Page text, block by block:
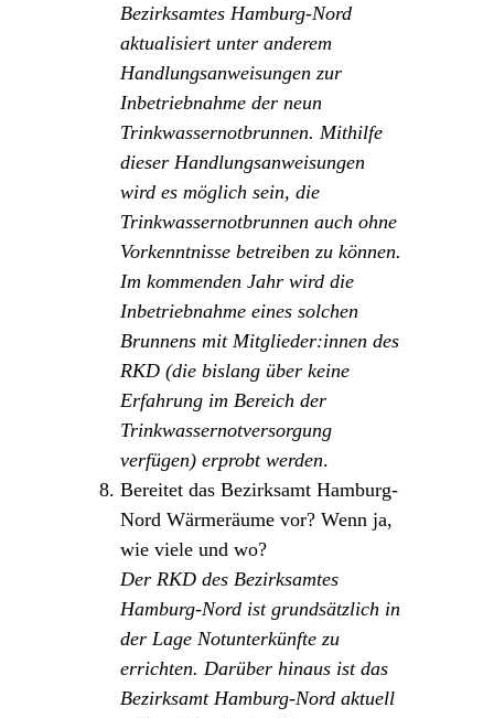
Bezirksamtes Hamburg-Nord
aktualisiert unter anderem
Handlungsanweisungen zur
Inbetriebnahme der neun
Trinkwassernotbrunnen. Mithilfe
dieser Handlungsanweisungen
wird es möglich sein, die
Trinkwassernotbrunnen auch ohne
Vorkenntnisse betreiben zu können.
Im kommenden Jahr wird die
Inbetriebnahme eines solchen
Brunnens mit Mitglieder:innen des
RKD (die bislang über keine
Erfahrung im Bereich der
Trinkwassernotversorgung
verfügen) erprobt werden.
Bereitet das Bezirksamt Hamburg-
Nord Wärmeräume vor? Wenn ja,
wie viele und wo?
Der RKD des Bezirksamtes
Hamburg-Nord ist grundsätzlich in
der Lage Notunterkünfte zu
errichten. Darüber hinaus ist das
Bezirksamt Hamburg-Nord aktuell